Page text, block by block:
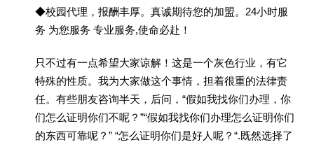
◆校园代理，报酬丰厚。真诚期待您的加盟。24小时服
务 为您服务 专业服务,使命必赴！
只不过有一点希望大家谅解！这是一个灰色行业，有它
特殊的性质。我为大家做这个事情，担着很重的法律责
任。有些朋友咨询半天，后问，“假如我找你们办理，你
们怎么证明你们不呢？”“假如我找你们办理怎么证明你们
的东西可靠呢？” “怎么证明你们是好人呢？“.既然选择了